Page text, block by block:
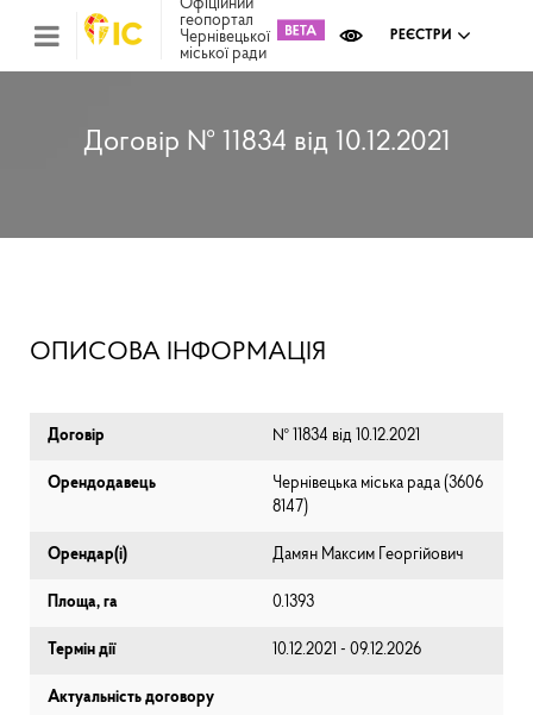
Офіційний
геопортал
Чернівецької
міської ради
РЕЄСТРИ
Договір № 11834 від 10.12.2021
ОПИСОВА ІНФОРМАЦІЯ
Договір № 11834 від 10.12.2021
Орендодавець
Чернівецька міська рада (⁨3606
8147⁩)
Орендар(і) Дамян Максим Георгійович
Площа, га 0.1393
Термін дії 10.12.2021 - 09.12.2026
Актуальність договору